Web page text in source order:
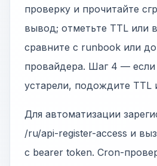
проверку и прочитайте
вывод; отметьте TTL или
сравните с runbook или
провайдера. Шаг 4 — если
устарели, подождите TTL
Для автоматизации
/ru/api-register-access и
с bearer token. Cron-